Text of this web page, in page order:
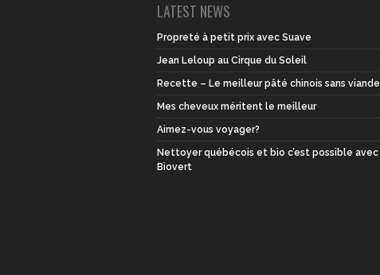
LATEST NEWS
Propreté à petit prix avec Suave
Jean Leloup au Cirque du Soleil
Recette – Le meilleur pâté chinois sans viande
Mes cheveux méritent le meilleur
Aimez-vous voyager?
Nettoyer québécois et bio c’est possible avec
Biovert